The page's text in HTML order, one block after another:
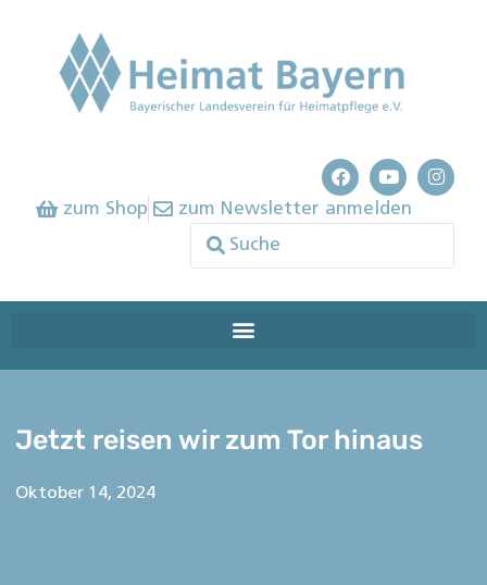
zum Shop zum Newsletter anmelden
Jetzt reisen wir zum Tor hinaus
Oktober 14, 2024